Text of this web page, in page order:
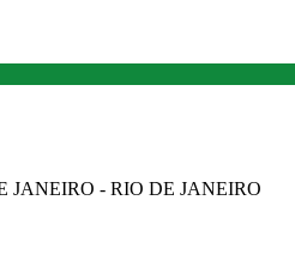
JANEIRO - RIO DE JANEIRO